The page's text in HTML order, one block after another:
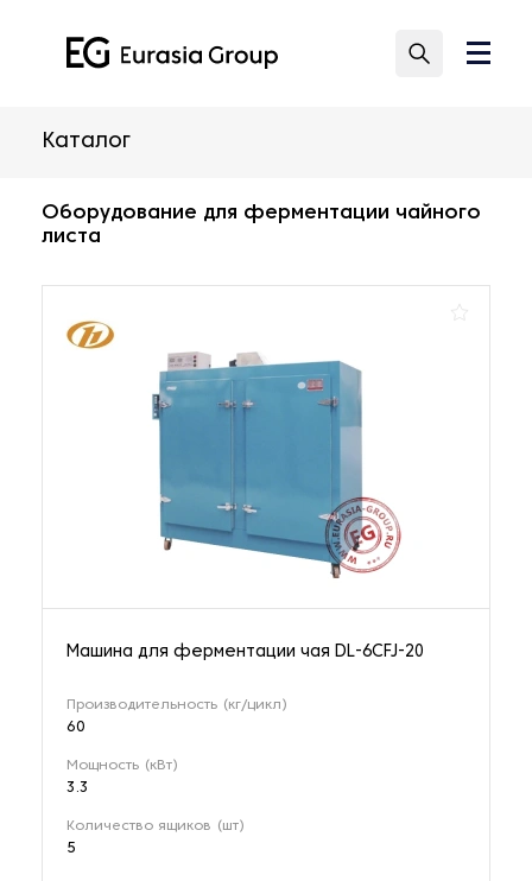
Каталог
Оборудование для ферментации чайного
листа
Машина для ферментации чая DL-6CFJ-20
Производительность (кг/цикл)
60
Мощность (кВт)
3.3
Количество ящиков (шт)
5